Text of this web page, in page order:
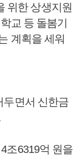
위한 상생지원
교 등 돌봄기
계획을 세워
두면서 신한금
조6319억 원을